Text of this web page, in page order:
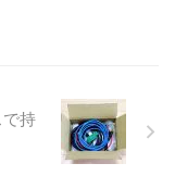
持